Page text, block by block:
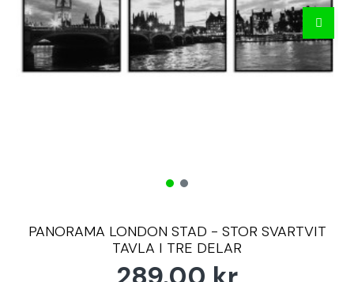
PANORAMA LONDON STAD - STOR SVARTVIT
TAVLA I TRE DELAR